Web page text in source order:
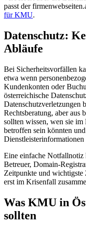
passt der
für KMU.
Datenschutz:
Abläufe
Bei Sicherheitsvorfällen
etwa wenn
Kundenkonten oder
österreichische
Datenschutzverletzungen
Rechtsberatung, aber
sollten wissen, wen sie
betroffen sein könnten
Dienstleisterinformationen
Eine einfache
Betreuer, Domain-
Zeitpunkte und wichtigste
erst im Krisenfall
Was KMU in
sollten